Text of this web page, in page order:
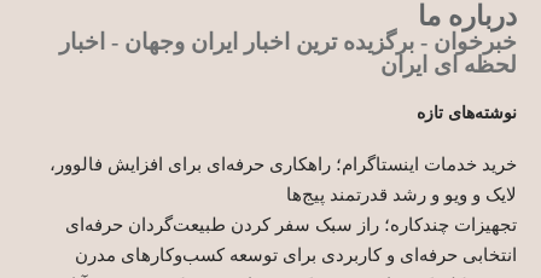
درباره ما
خبرخوان - برگزیده ترین اخبار ایران وجهان - اخبار
لحظه ای ایران
نوشته‌های تازه
خرید خدمات اینستاگرام؛ راهکاری حرفه‌ای برای افزایش فالوور،
لایک و ویو و رشد قدرتمند پیج‌ها
تجهیزات چندکاره؛ راز سبک سفر کردن طبیعت‌گردان حرفه‌ای
انتخابی حرفه‌ای و کاربردی برای توسعه کسب‌وکارهای مدرن